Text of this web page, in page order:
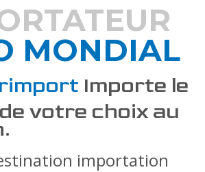
DÉCOUVREZ COMMENT
MONDIAL
Importe le
votre choix au
importation